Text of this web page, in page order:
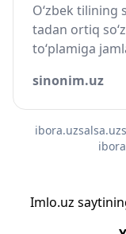
O‘zbek tilining
tadan ortiq
to‘plamiga
sinonim.uz
ibora.uzsalsa.uz
Imlo.uz